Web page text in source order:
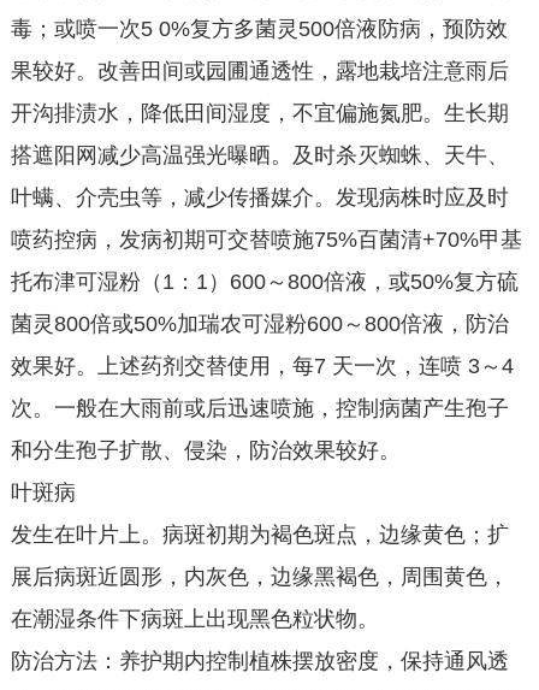
毒；或喷一次5 0%复方多菌灵500倍液防病，预防效
果较好。改善田间或园圃通透性，露地栽培注意雨后
开沟排渍水，降低田间湿度，不宜偏施氮肥。生长期
搭遮阳网减少高温强光曝晒。及时杀灭蜘蛛、天牛、
叶螨、介壳虫等，减少传播媒介。发现病株时应及时
喷药控病，发病初期可交替喷施75%百菌清+70%甲基
托布津可湿粉（1：1）600～800倍液，或50%复方硫
菌灵800倍或50%加瑞农可湿粉600～800倍液，防治
效果好。上述药剂交替使用，每7 天一次，连喷 3～4
次。一般在大雨前或后迅速喷施，控制病菌产生孢子
和分生孢子扩散、侵染，防治效果较好。
叶斑病
发生在叶片上。病斑初期为褐色斑点，边缘黄色；扩
展后病斑近圆形，内灰色，边缘黑褐色，周围黄色，
在潮湿条件下病斑上出现黑色粒状物。
防治方法：养护期内控制植株摆放密度，保持通风透